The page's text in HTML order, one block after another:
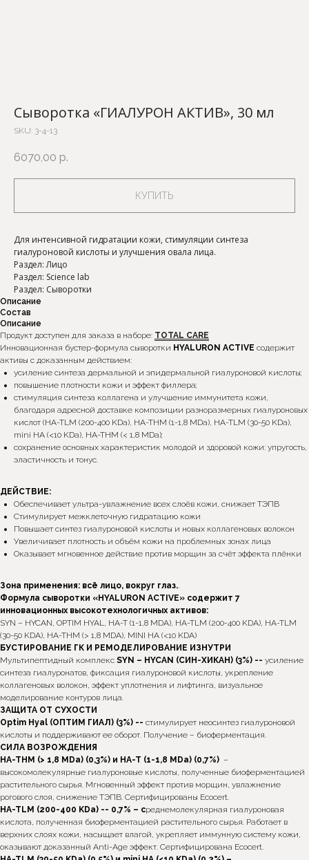
Сыворотка «ГИАЛУРОН АКТИВ», 30 мл
SKU: 3-4-13
6070,00 р.
КУПИТЬ
Для интенсивной гидратации кожи, стимуляции синтеза
гиалуроновой кислоты и улучшения овала лица.
Раздел: Лицо
Раздел: Science lab
Раздел: Сыворотки
Описание
Состав
Описание
Продукт доступен для заказа в наборе: TOTAL CARE
Инновационная бустер-формула сыворотки HYALURON ACTIVE содержит
активы с доказанным действием:
усиление синтеза дермальной и эпидермальной гиалуроновой кислоты;
повышение плотности кожи и эффект филлера;
стимуляция синтеза коллагена и улучшение иммунитета кожи,
благодаря адресной доставке композиции разноразмерных гиалуроновых
кислот (HA-TLM (200-400 KDa), HA-THM (1-1,8 MDa), HA-TLM (30-50 KDa),
mini HA (<10 KDa), HA-THM (< 1,8 MDa);
сохранение основных характеристик молодой и здоровой кожи: упругость,
эластичность и тонус.
ДЕЙСТВИЕ:
Обеспечивает ультра-увлажнение всех слоёв кожи, снижает ТЭПВ
Стимулирует межклеточную гидратацию кожи
Повышает синтез гиалуроновой кислоты и новых коллагеновых волокон
Увеличивает плотность и объём кожи на проблемных зонах лица
Оказывает мгновенное действие против морщин за счёт эффекта плёнки
Зона применения: всё лицо, вокруг глаз..
Формула сыворотки «HYALURON ACTIVE» содержит 7
инновационных высокотехнологичных активов:
SYN – HYCAN, OPTIM HYAL, HA-T (1-1,8 MDA), HA-TLM (200-400 KDA), HA-TLM
(30-50 KDA), HA-THM (> 1,8 MDA), MINI HA (<10 KDA)
БУСТИРОВАНИЕ ГК И РЕМОДЕЛИРОВАНИЕ ИЗНУТРИ
Мультипептидный комплекс SYN – HYCAN (СИН-ХИКАН) (3%) -- усиление
синтеза гиалуронатов, фиксация гиалуроновой кислоты, укрепление
коллагеновых волокон, эффект уплотнения и лифтинга, визуальное
моделирование контуров лица.
ЗАЩИТА ОТ СУХОСТИ
Optim Hyal (ОПТИМ ГИАЛ) (3%) -- стимулирует неосинтез гиалуроновой
кислоты и поддерживают ее оборот. Получение – биоферментация.
СИЛА ВОЗРОЖДЕНИЯ
HA-THM (> 1,8 MDa) (0,3%) и HA-T (1-1,8 MDa) (0,7%) –
высокомолекулярные гиалуроновые кислоты, полученные биоферментацией
растительного сырья. Мгновенный эффект против морщин, увлажнение
рогового слоя, снижение ТЭПВ. Сертифицированы Ecocert.
HA-TLM (200-400 KDa) -- 0,7% – среднемолекулярная гиалуроновая
кислота, полученная биоферментацией растительного сырья. Работает в
верхних слоях кожи, насыщает влагой, укрепляет иммунную систему кожи,
оказывают доказанный Anti-Age эффект. Сертифицирована Ecocert.